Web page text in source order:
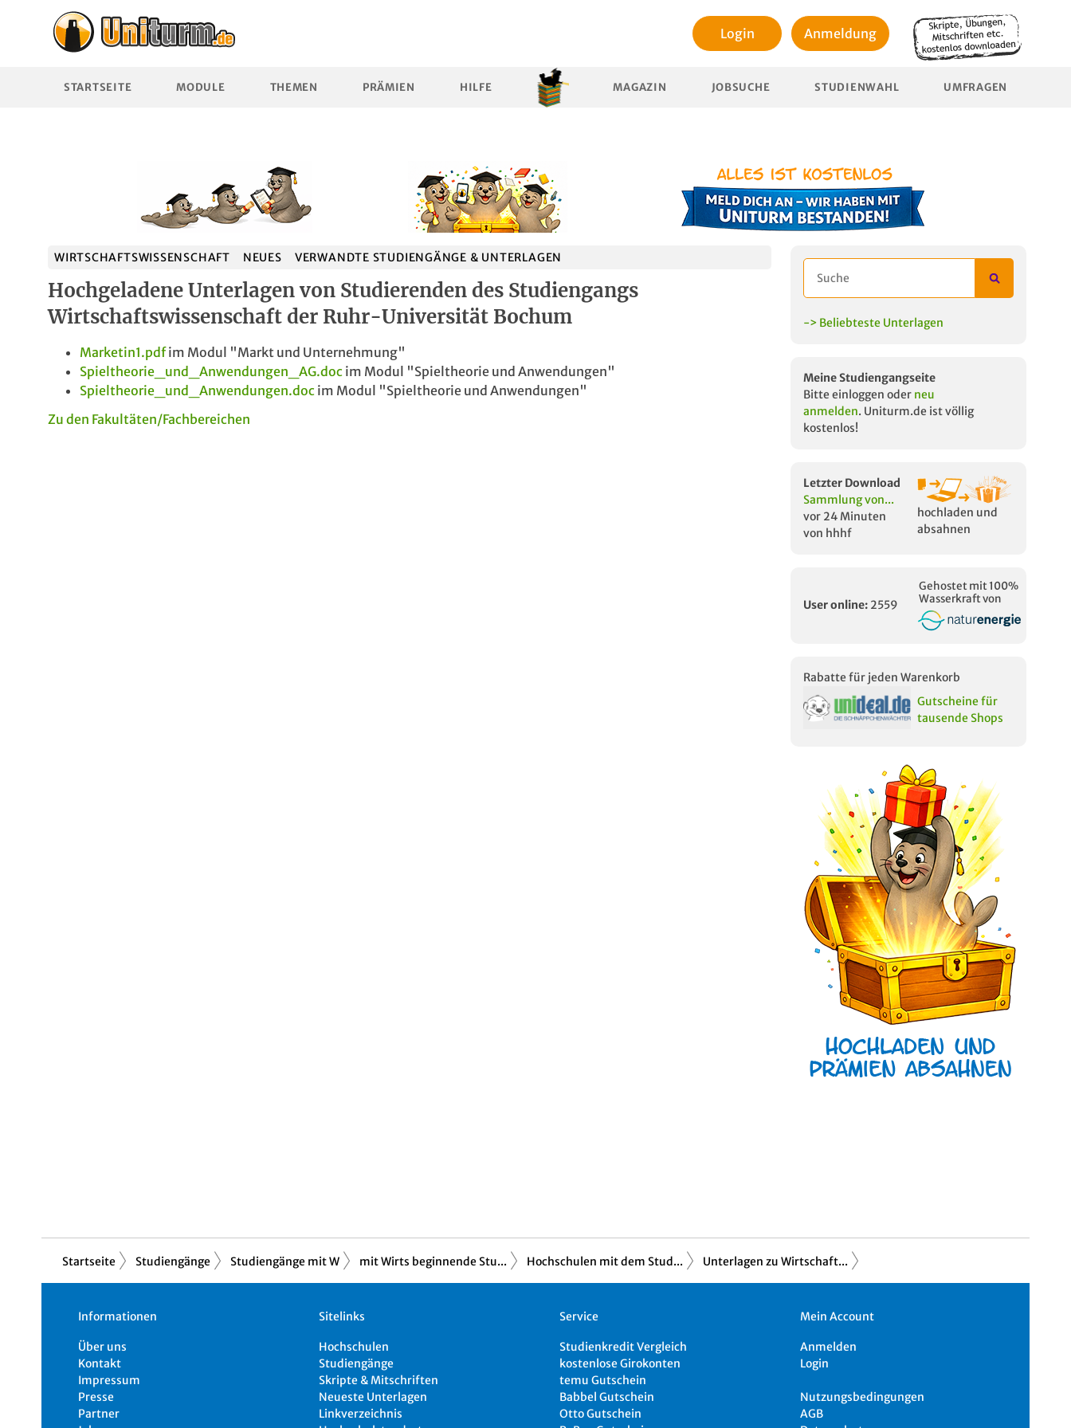
Login Anmeldung
STARTSEITE MODULE THEMEN PRÄMIEN HILFE MAGAZIN JOBSUCHE STUDIENWAHL UMFRAGEN
WIRTSCHAFTSWISSENSCHAFT NEUES VERWANDTE STUDIENGÄNGE & UNTERLAGEN
Hochgeladene Unterlagen von Studierenden des Studiengangs
Wirtschaftswissenschaft der Ruhr-Universität Bochum
Marketin1.pdfim Modul "Markt und Unternehmung"
Spieltheorie_und_Anwendungen_AG.doc im Modul "Spieltheorie und Anwendungen"
Spieltheorie_und_Anwendungen.doc im Modul "Spieltheorie und Anwendungen"
Zu den Fakultäten/Fachbereichen
-> Beliebteste Unterlagen
Meine Studiengangseite
Bitte einloggen oder neu
anmelden. Uniturm.de ist völlig
kostenlos!
Letzter Download
Sammlung von...
vor 24 Minuten
von hhhf
hochladen und
absahnen
User online: 2559
Gehostet mit 100%
Wasserkraft von
Rabatte für jeden Warenkorb
Gutscheine für
tausende Shops
Startseite Studiengänge Studiengänge mit W mit Wirts beginnende Stu... Hochschulen mit dem Stud... Unterlagen zu Wirtschaft...
Informationen
Über uns
Kontakt
Impressum
Presse
Partner
Sitelinks
Hochschulen
Studiengänge
Skripte & Mitschriften
Neueste Unterlagen
Linkverzeichnis
Service
Studienkredit Vergleich
kostenlose Girokonten
temu Gutschein
Babbel Gutschein
Otto Gutschein
Mein Account
Anmelden
Login
Nutzungsbedingungen
AGB